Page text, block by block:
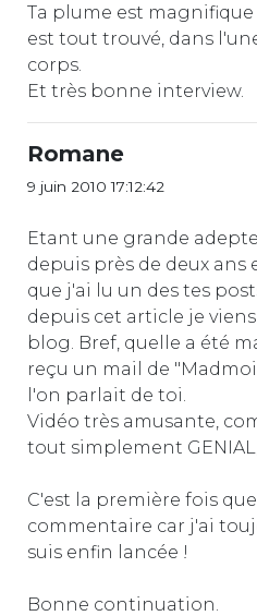
Ta plume est
est tout trouvé, dans
corps.
Et très bonne interview.
Romane
9 juin 2010 17:12:42
Etant une grande
depuis près de deux
que j'ai lu un des tes
depuis cet article je
blog. Bref, quelle a été
reçu un mail de
l'on parlait de toi.
Vidéo très amusante,
tout simplement
C'est la première fois
commentaire car j'ai
suis enfin lancée !
Bonne continuation.